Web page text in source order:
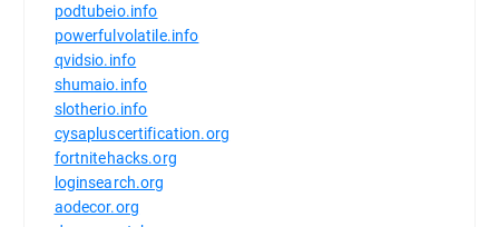
podtubeio.info
powerfulvolatile.info
qvidsio.info
shumaio.info
slotherio.info
cysapluscertification.org
fortnitehacks.org
loginsearch.org
aodecor.org